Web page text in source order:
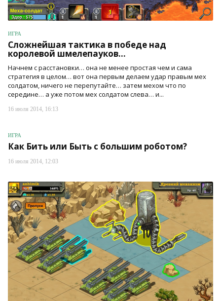
ИГРА
Сложнейшая тактика в победе над
королевой шмелепауков...
Начнем с расстановки… она не менее простая чем и сама
стратегия в целом… вот она первым делаем удар правым мех
солдатом, ничего не перепутайте… затем мехом что по
середине… а уже потом мех солдатом слева… и...
16 июля 2014, 16:13
ИГРА
Как Бить или Быть с большим роботом?
16 июля 2014, 12:03